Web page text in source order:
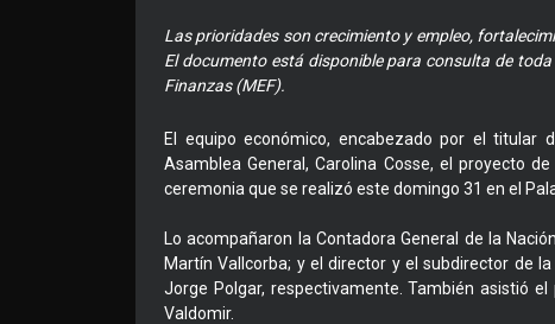
Las prioridades son crecimiento y empleo,
El documento está disponible para consulta de
Finanzas (MEF).
El equipo económico, encabezado por el titular
Asamblea General, Carolina Cosse, el proyecto
ceremonia que se realizó este domingo 31 en el
Lo acompañaron la Contadora General de la
Martín Vallcorba; y el director y el subdirector de
Jorge Polgar, respectivamente. También asistió
Valdomir.